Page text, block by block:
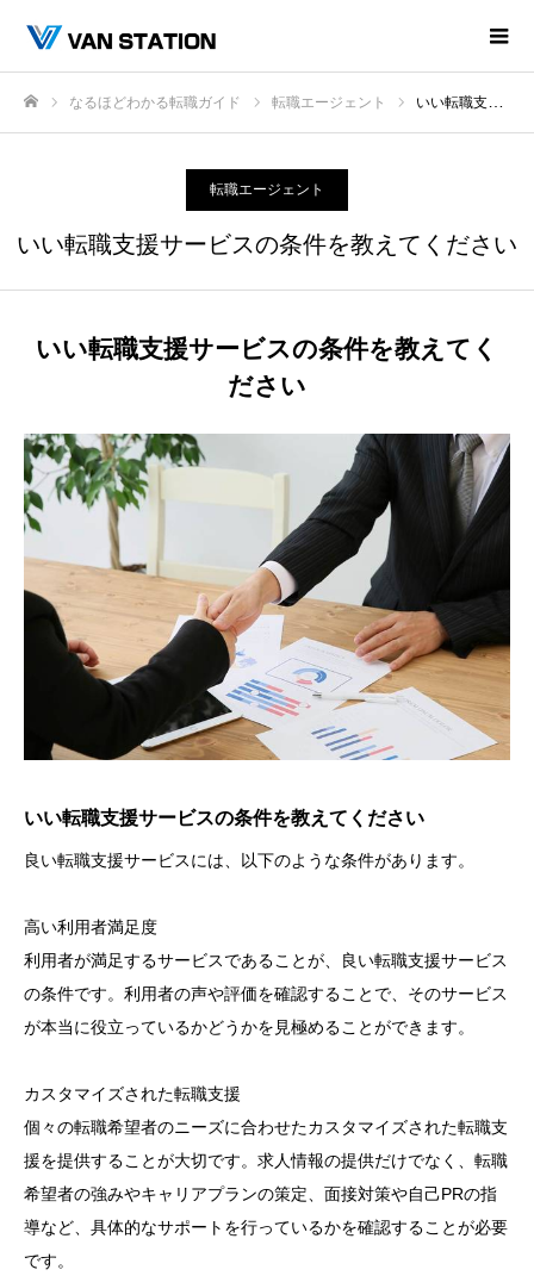
なるほどわかる転職ガイド 転職エージェント いい転職支援サービスの条件を教えてください
転職エージェント
いい転職支援サービスの条件を教えてください
いい転職支援サービスの条件を教えてく
ださい
いい転職支援サービスの条件を教えてください
良い転職支援サービスには、以下のような条件があります。
高い利用者満足度
利用者が満足するサービスであることが、良い転職支援サービス
の条件です。利用者の声や評価を確認することで、そのサービス
が本当に役立っているかどうかを見極めることができます。
カスタマイズされた転職支援
個々の転職希望者のニーズに合わせたカスタマイズされた転職支
援を提供することが大切です。求人情報の提供だけでなく、転職
希望者の強みやキャリアプランの策定、面接対策や自己PRの指
導など、具体的なサポートを行っているかを確認することが必要
です。